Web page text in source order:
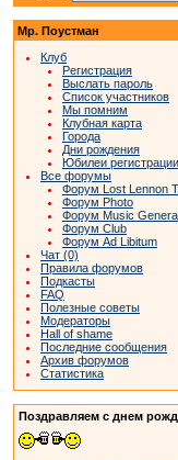
Мр. Поустман
Клуб
Регистрация
Выслать пароль
Список участников
Мы помним
Клубная карта
Города
Дни рождения
Юбилеи регистрации
Все форумы
Форум Lost Lennon
Форум Photo
Форум Music
Форум Club
Форум Ad Libitum
Чат (0)
Правила форумов
Подкасты
FAQ
Полезные советы
Модераторы
Hall of shame
Последние сообщения
Архив форумов
Статистика
Поздравляем с днем